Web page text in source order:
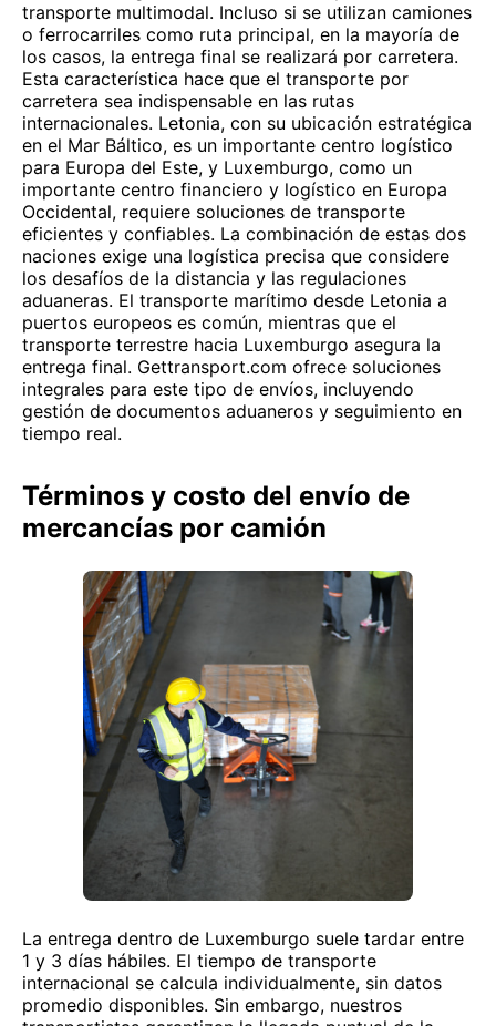
transporte multimodal. Incluso si se utilizan camiones
o ferrocarriles como ruta principal, en la mayoría de
los casos, la entrega final se realizará por carretera.
Esta característica hace que el transporte por
carretera sea indispensable en las rutas
internacionales. Letonia, con su ubicación estratégica
en el Mar Báltico, es un importante centro logístico
para Europa del Este, y Luxemburgo, como un
importante centro financiero y logístico en Europa
Occidental, requiere soluciones de transporte
eficientes y confiables. La combinación de estas dos
naciones exige una logística precisa que considere
los desafíos de la distancia y las regulaciones
aduaneras. El transporte marítimo desde Letonia a
puertos europeos es común, mientras que el
transporte terrestre hacia Luxemburgo asegura la
entrega final. Gettransport.com ofrece soluciones
integrales para este tipo de envíos, incluyendo
gestión de documentos aduaneros y seguimiento en
tiempo real.
Términos y costo del envío de
mercancías por camión
La entrega dentro de Luxemburgo suele tardar entre
1 y 3 días hábiles. El tiempo de transporte
internacional se calcula individualmente, sin datos
promedio disponibles. Sin embargo, nuestros